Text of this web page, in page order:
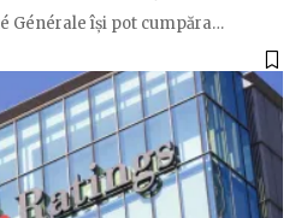
Générale își pot cumpăra…